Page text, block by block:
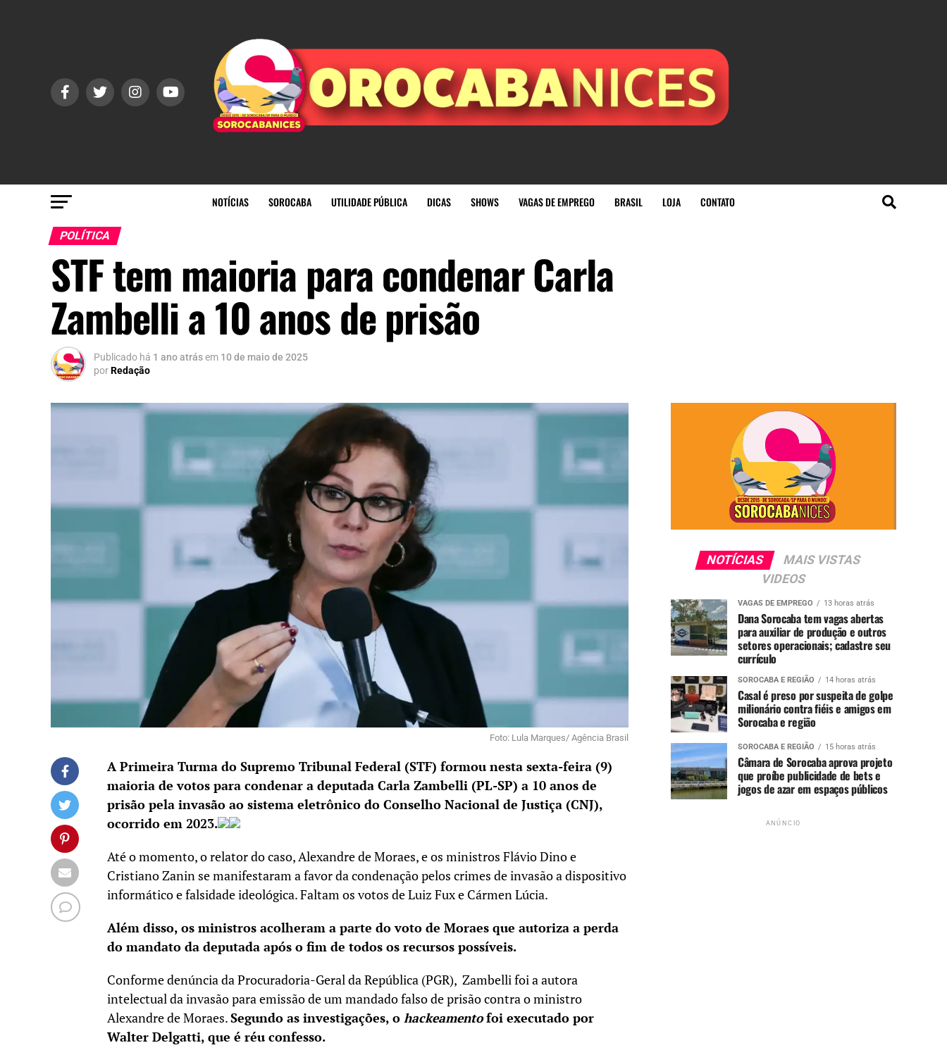
NOTÍCIAS SOROCABA UTILIDADE PÚBLICA DICAS SHOWS VAGAS DE EMPREGO BRASIL LOJA CONTATO
POLÍTICA
STF tem maioria para condenar Carla
Zambelli a 10 anos de prisão
Publicado há 1 ano atrásem 10 de maio de 2025
porRedação
Foto: Lula Marques/ Agência Brasil
A Primeira Turma do Supremo Tribunal Federal (STF) formou nesta sexta-feira (9)
maioria de votos para condenar a deputada Carla Zambelli (PL-SP) a 10 anos de
prisão pela invasão ao sistema eletrônico do Conselho Nacional de Justiça (CNJ),
ocorrido em 2023.
Até o momento, o relator do caso, Alexandre de Moraes, e os ministros Flávio Dino e
Cristiano Zanin se manifestaram a favor da condenação pelos crimes de invasão a dispositivo
informático e falsidade ideológica. Faltam os votos de Luiz Fux e Cármen Lúcia.
Além disso, os ministros acolheram a parte do voto de Moraes que autoriza a perda
do mandato da deputada após o fim de todos os recursos possíveis.
Conforme denúncia da Procuradoria-Geral da República (PGR), Zambelli foi a autora
intelectual da invasão para emissão de um mandado falso de prisão contra o ministro
Alexandre de Moraes.Segundo as investigações, o hackeamentofoi executado por
Walter Delgatti, que é réu confesso.
NOTÍCIAS
MAIS VISTAS
VIDEOS
VAGAS DE EMPREGO 13 horas atrás
Dana Sorocaba tem vagas abertas
para auxiliar de produção e outros
setores operacionais; cadastre seu
currículo
SOROCABA E REGIÃO 14 horas atrás
Casal é preso por suspeita de golpe
milionário contra fiéis e amigos em
Sorocaba e região
SOROCABA E REGIÃO 15 horas atrás
Câmara de Sorocaba aprova projeto
que proíbe publicidade de bets e
jogos de azar em espaços públicos
ANÚNCIO